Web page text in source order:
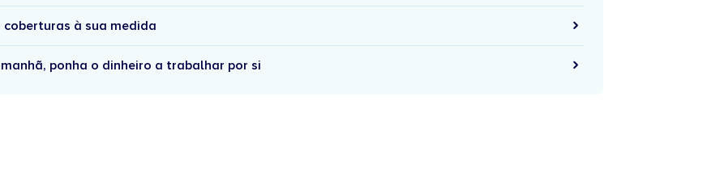
coberturas à sua medida
ponha o dinheiro a trabalhar por si